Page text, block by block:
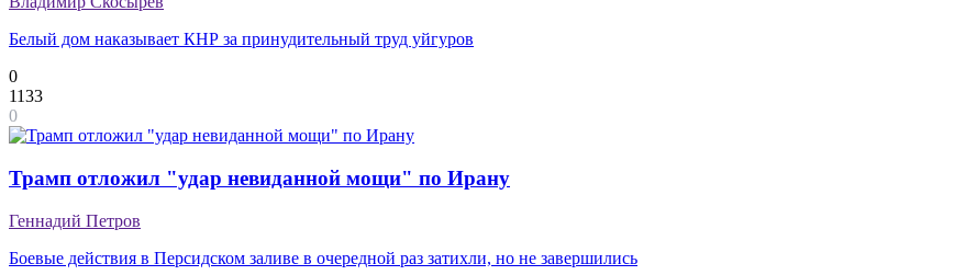
Белый дом наказывает КНР за принудительный труд уйгуров
0
1133
0
Трамп отложил "удар невиданной мощи" по Ирану
Геннадий Петров
Боевые действия в Персидском заливе в очередной раз затихли, но не завершились